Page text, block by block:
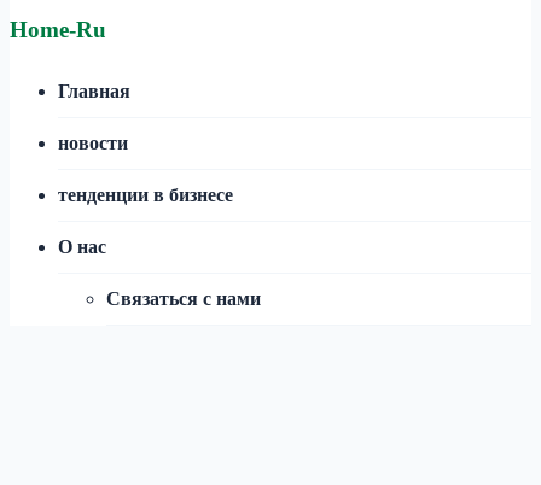
Home-Ru
Главная
новости
тенденции в бизнесе
О нас
Cвязаться с нами